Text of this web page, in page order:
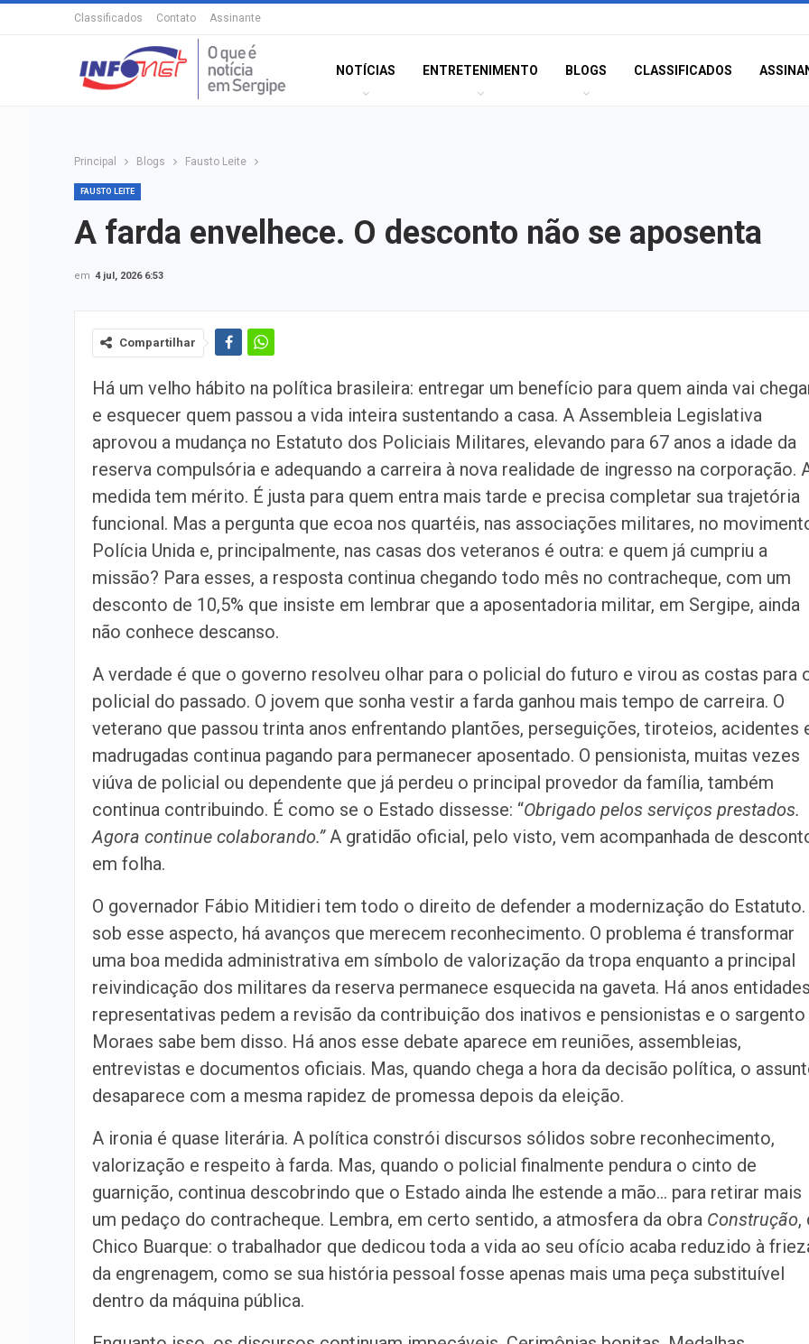
Classificados Contato Assinante
NOTÍCIAS ENTRETENIMENTO BLOGS CLASSIFICADOS
Principal Blogs Fausto Leite
FAUSTO LEITE
A farda envelhece. O desconto não se aposenta
em 4 jul, 2026 6:53
Compartilhar
Há um velho hábito na política brasileira: entregar um benefício para quem ainda vai
e esquecer quem passou a vida inteira sustentando a casa. A Assembleia Legislativa
aprovou a mudança no Estatuto dos Policiais Militares, elevando para 67 anos a idade da
reserva compulsória e adequando a carreira à nova realidade de ingresso na corporação.
medida tem mérito. É justa para quem entra mais tarde e precisa completar sua trajetória
funcional. Mas a pergunta que ecoa nos quartéis, nas associações militares, no
Polícia Unida e, principalmente, nas casas dos veteranos é outra: e quem já cumpriu a
missão? Para esses, a resposta continua chegando todo mês no contracheque, com um
desconto de 10,5% que insiste em lembrar que a aposentadoria militar, em Sergipe, ainda
não conhece descanso.
A verdade é que o governo resolveu olhar para o policial do futuro e virou as costas para
policial do passado. O jovem que sonha vestir a farda ganhou mais tempo de carreira. O
veterano que passou trinta anos enfrentando plantões, perseguições, tiroteios, acidentes
madrugadas continua pagando para permanecer aposentado. O pensionista, muitas vezes
viúva de policial ou dependente que já perdeu o principal provedor da família, também
continua contribuindo. É como se o Estado dissesse: “Obrigado pelos serviços prestados.
Agora continue colaborando.”A gratidão oficial, pelo visto, vem acompanhada de
em folha.
O governador Fábio Mitidieri tem todo o direito de defender a modernização do Estatuto.
sob esse aspecto, há avanços que merecem reconhecimento. O problema é transformar
uma boa medida administrativa em símbolo de valorização da tropa enquanto a principal
reivindicação dos militares da reserva permanece esquecida na gaveta. Há anos
representativas pedem a revisão da contribuição dos inativos e pensionistas e o sargento
Moraes sabe bem disso. Há anos esse debate aparece em reuniões, assembleias,
entrevistas e documentos oficiais. Mas, quando chega a hora da decisão política, o
desaparece com a mesma rapidez de promessa depois da eleição.
A ironia é quase literária. A política constrói discursos sólidos sobre reconhecimento,
valorização e respeito à farda. Mas, quando o policial finalmente pendura o cinto de
guarnição, continua descobrindo que o Estado ainda lhe estende a mão… para retirar mais
um pedaço do contracheque. Lembra, em certo sentido, a atmosfera da obra Construção,
Chico Buarque: o trabalhador que dedicou toda a vida ao seu ofício acaba reduzido à
da engrenagem, como se sua história pessoal fosse apenas mais uma peça substituível
dentro da máquina pública.
Ipesaúde amplia
imunização
Influenza para o
Radiopatrulha
mais de meio
maconha em
Idoso sofre mal
poste na Coroa
chamada para o
Produção de
Sergipe
junho